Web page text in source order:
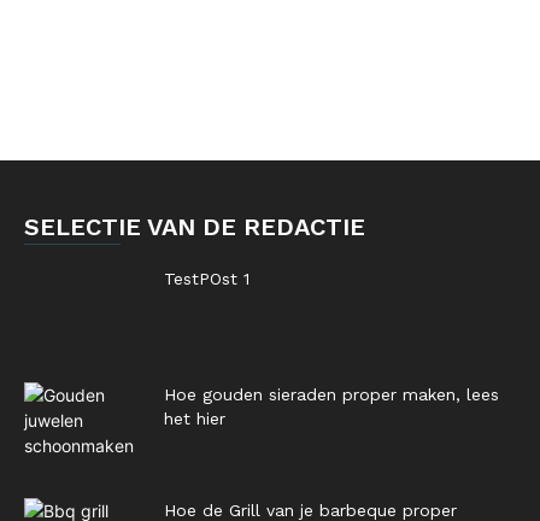
SELECTIE VAN DE REDACTIE
TestPOst 1
Hoe gouden sieraden proper maken, lees
het hier
Hoe de Grill van je barbeque proper